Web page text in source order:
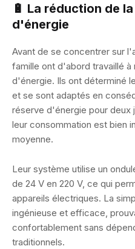
🔋 La réduction de
d'énergie
Avant de se concentrer sur
famille ont d'abord travaillé
d'énergie. Ils ont déterminé
et se sont adaptés en
réserve d'énergie pour deux
leur consommation est bien
moyenne.
Leur système utilise un
de 24 V en 220 V, ce qui
appareils électriques. La
ingénieuse et efficace,
confortablement sans
traditionnels.